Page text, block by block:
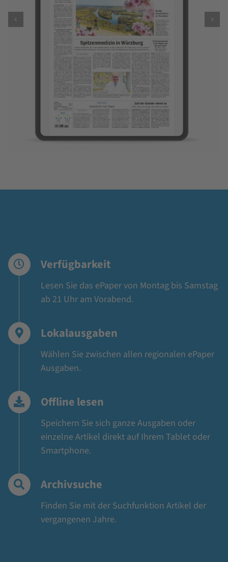
Verfügbarkeit
Lesen Sie das ePaper von Montag bis Samstag
ab 21 Uhr am Vorabend.
Lokalausgaben
Wählen Sie zwischen allen regionalen ePaper
Ausgaben.
Offline lesen
Speichern Sie sich ganze Ausgaben oder
einzelne Artikel direkt auf Ihrem Tablet oder
Smartphone.
Archivsuche
Finden Sie mit der Suchfunktion Artikel der
vergangenen Jahre.